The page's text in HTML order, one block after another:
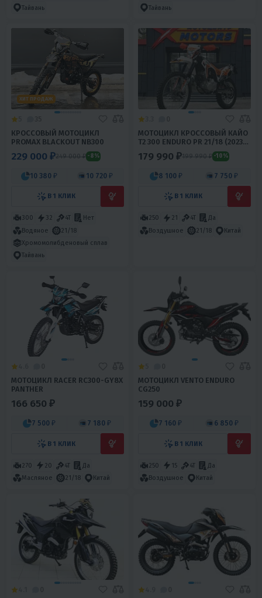
Тайвань
Тайвань
ХИТ ПРОДАЖ
КРОССОВЫЙ МОТОЦИКЛ
PROMAX BLACKOUT NB300
229 000 ₽249 000 ₽ -8%
10 380 ₽ 10 720 ₽
В 1 КЛИК
300 32 4T
Нет
Водяное
21/18
Хромомолибденовый сплав
Тайвань
МОТОЦИКЛ КРОССОВЫЙ КАЙО
T2 300 ENDURO PR 21/18 (2023
179 990 ₽199 990 ₽ -10%
8 100 ₽ 7 750 ₽
В 1 КЛИК
250 21 4T
Да
Воздушное
21/18 Китай
МОТОЦИКЛ RACER RC300-GY8Х
PANTHER
166 650 ₽
7 500 ₽ 7 180 ₽
В 1 КЛИК
270 20 4T
Да
Масляное
21/18 Китай
МОТОЦИКЛ VENTO ENDURO
CG250
159 000 ₽
7 160 ₽ 6 850 ₽
В 1 КЛИК
250 15 4T
Да
Воздушное
Китай